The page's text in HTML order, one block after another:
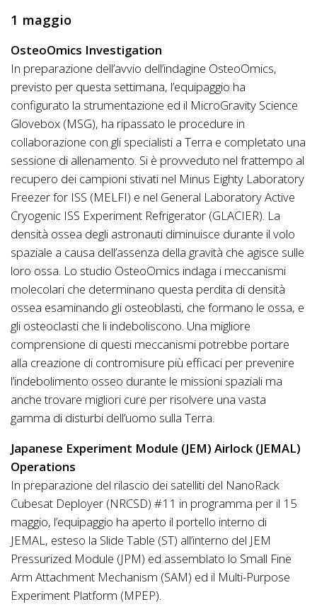
1 maggio
OsteoOmics Investigation
In preparazione dell’avvio dell’indagine OsteoOmics,
previsto per questa settimana, l’equipaggio ha
configurato la strumentazione ed il MicroGravity Science
Glovebox (MSG), ha ripassato le procedure in
collaborazione con gli specialisti a Terra e completato una
sessione di allenamento. Si è provveduto nel frattempo al
recupero dei campioni stivati nel Minus Eighty Laboratory
Freezer for ISS (MELFI) e nel General Laboratory Active
Cryogenic ISS Experiment Refrigerator (GLACIER). La
densità ossea degli astronauti diminuisce durante il volo
spaziale a causa dell’assenza della gravità che agisce sulle
loro ossa. Lo studio OsteoOmics indaga i meccanismi
molecolari che determinano questa perdita di densità
ossea esaminando gli osteoblasti, che formano le ossa, e
gli osteoclasti che li indeboliscono. Una migliore
comprensione di questi meccanismi potrebbe portare
alla creazione di contromisure più efficaci per prevenire
l’indebolimento osseo durante le missioni spaziali ma
anche trovare migliori cure per risolvere una vasta
gamma di disturbi dell’uomo sulla Terra.
Japanese Experiment Module (JEM) Airlock (JEMAL)
Operations
In preparazione del rilascio dei satelliti del NanoRack
Cubesat Deployer (NRCSD) #11 in programma per il 15
maggio, l’equipaggio ha aperto il portello interno di
JEMAL, esteso la Slide Table (ST) all’interno del JEM
Pressurized Module (JPM) ed assemblato lo Small Fine
Arm Attachment Mechanism (SAM) ed il Multi-Purpose
Experiment Platform (MPEP).